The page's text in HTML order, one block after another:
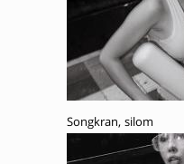
Songkran, silom